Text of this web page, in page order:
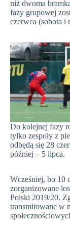
niż dwoma
fazy grupowej
czerwca (sobota i
Do kolejnej fazy
tylko zespoły z
odbędą się 28
później – 5 lipca.
Wcześniej, bo 10
zorganizowane
Polski 2019/20.
transmitowane w